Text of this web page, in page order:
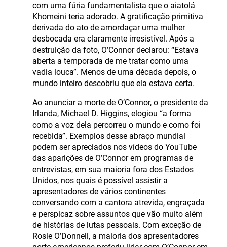
com uma fúria fundamentalista que o aiatolá
Khomeini teria adorado. A gratificação primitiva
derivada do ato de amordaçar uma mulher
desbocada era claramente irresistível. Após a
destruição da foto, O’Connor declarou: “Estava
aberta a temporada de me tratar como uma
vadia louca”. Menos de uma década depois, o
mundo inteiro descobriu que ela estava certa.
Ao anunciar a morte de O’Connor, o presidente da
Irlanda, Michael D. Higgins, elogiou “a forma
como a voz dela percorreu o mundo e como foi
recebida”. Exemplos desse abraço mundial
podem ser apreciados nos vídeos do YouTube
das aparições de O’Connor em programas de
entrevistas, em sua maioria fora dos Estados
Unidos, nos quais é possível assistir a
apresentadores de vários continentes
conversando com a cantora atrevida, engraçada
e perspicaz sobre assuntos que vão muito além
de histórias de lutas pessoais. Com exceção de
Rosie O’Donnell, a maioria dos apresentadores